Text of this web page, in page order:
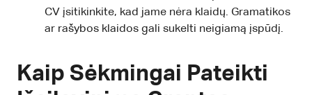
CV įsitikinkite, kad jame nėra klaidų. Gramatikos
ar rašybos klaidos gali sukelti neigiamą įspūdį.
Kaip Sėkmingai Pateikti